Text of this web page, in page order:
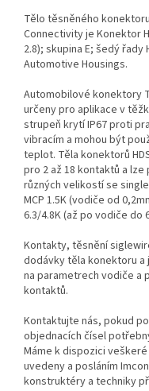
Tělo těsněného
Connectivity je Konektor
2.8); skupina E; šedý
Automotive Housings.
Automobilové konektory
určeny pro aplikace v
strupeň krytí IP67 proti
vibracím a mohou být
teplot. Těla konektorů
pro 2 až 18 kontaktů a
různých velikostí se
MCP 1.5K (vodiče od
6.3/4.8K (až po vodiče do
Kontakty, těsnění
dodávky těla konektoru
na parametrech vodiče a
kontaktů.
Kontaktujte nás, pokud
objednacích čísel
Máme k dispozici
uvedeny a posláním
konstruktéry a techniky